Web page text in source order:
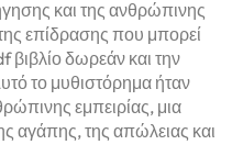
και της ανθρώπινης
επίδρασης που μπορεί
βιβλίο δωρεάν και την
το μυθιστόρημα ήταν
εμπειρίας, μια
αγάπης, της απώλειας και